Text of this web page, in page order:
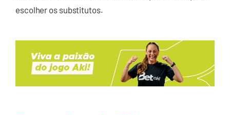
escolher os substitutos.